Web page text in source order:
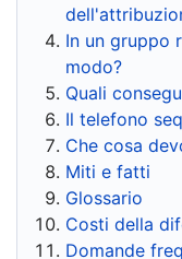
In un gruppo
modo?
Quali
Il telefono
Che cosa
Miti e fatti
Glossario
Costi della
Domande